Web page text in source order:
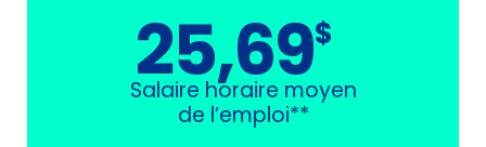
25,69$
Salaire horaire moyen
de l’emploi**